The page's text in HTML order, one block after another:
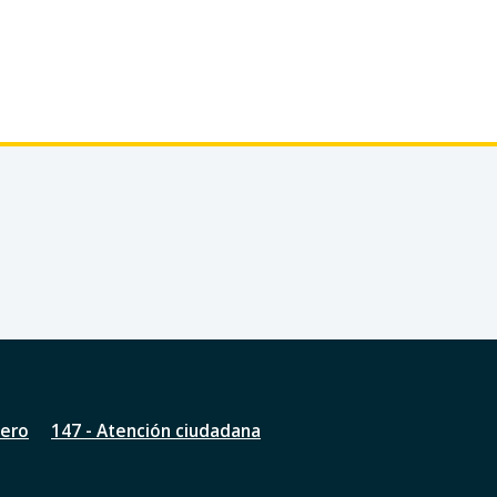
147 - Atención ciudadana